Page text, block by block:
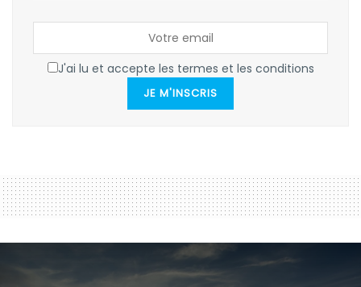
J'ai lu et accepte les termes et les conditions
JE M'INSCRIS